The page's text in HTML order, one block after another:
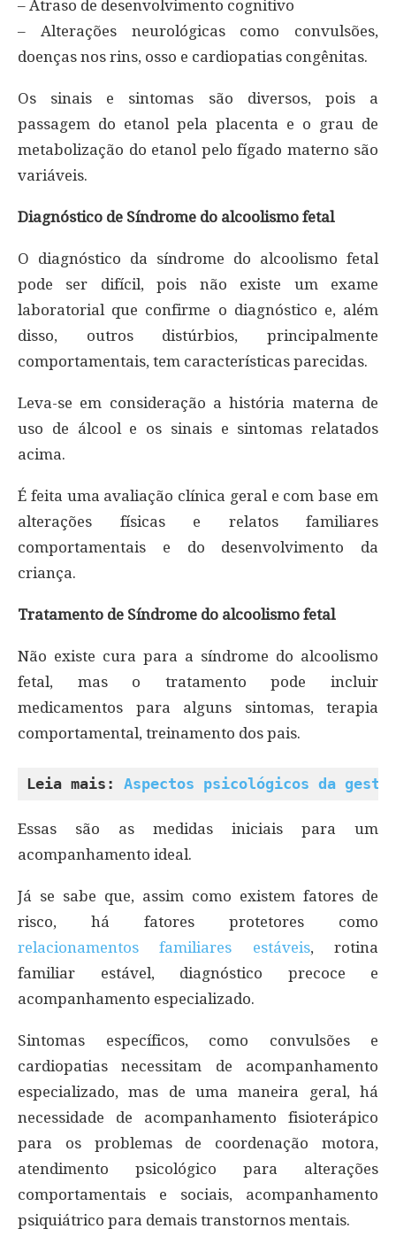
– Atraso de desenvolvimento cognitivo
– Alterações neurológicas como convulsões,
doenças nos rins, osso e cardiopatias congênitas.
Os sinais e sintomas são diversos, pois a
passagem do etanol pela placenta e o grau de
metabolização do etanol pelo fígado materno são
variáveis.
Diagnóstico de Síndrome do alcoolismo fetal
O diagnóstico da síndrome do alcoolismo fetal
pode ser difícil, pois não existe um exame
laboratorial que confirme o diagnóstico e, além
disso, outros distúrbios, principalmente
comportamentais, tem características parecidas.
Leva-se em consideração a história materna de
uso de álcool e os sinais e sintomas relatados
acima.
É feita uma avaliação clínica geral e com base em
alterações físicas e relatos familiares
comportamentais e do desenvolvimento da
criança.
Tratamento de Síndrome do alcoolismo fetal
Não existe cura para a síndrome do alcoolismo
fetal, mas o tratamento pode incluir
medicamentos para alguns sintomas, terapia
comportamental, treinamento dos pais.
Leia mais: Aspectos psicológicos da
Essas são as medidas iniciais para um
acompanhamento ideal.
Já se sabe que, assim como existem fatores de
risco, há fatores protetores como
relacionamentos familiares estáveis, rotina
familiar estável, diagnóstico precoce e
acompanhamento especializado.
Sintomas específicos, como convulsões e
cardiopatias necessitam de acompanhamento
especializado, mas de uma maneira geral, há
necessidade de acompanhamento fisioterápico
para os problemas de coordenação motora,
atendimento psicológico para alterações
comportamentais e sociais, acompanhamento
psiquiátrico para demais transtornos mentais.